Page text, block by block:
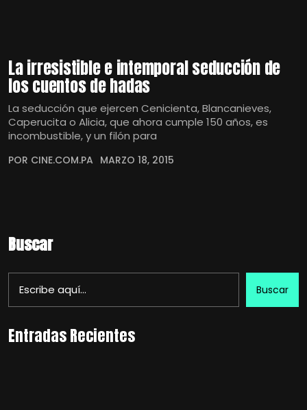
La irresistible e intemporal seducción de
los cuentos de hadas
La seducción que ejercen Cenicienta, Blancanieves,
Caperucita o Alicia, que ahora cumple 150 años, es
incombustible, y un filón para
POR CINE.COM.PA MARZO 18, 2015
Buscar
Buscar
Entradas Recientes